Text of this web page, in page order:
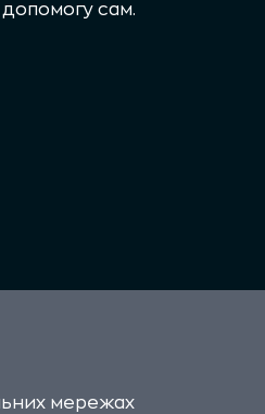
сам.
мережах